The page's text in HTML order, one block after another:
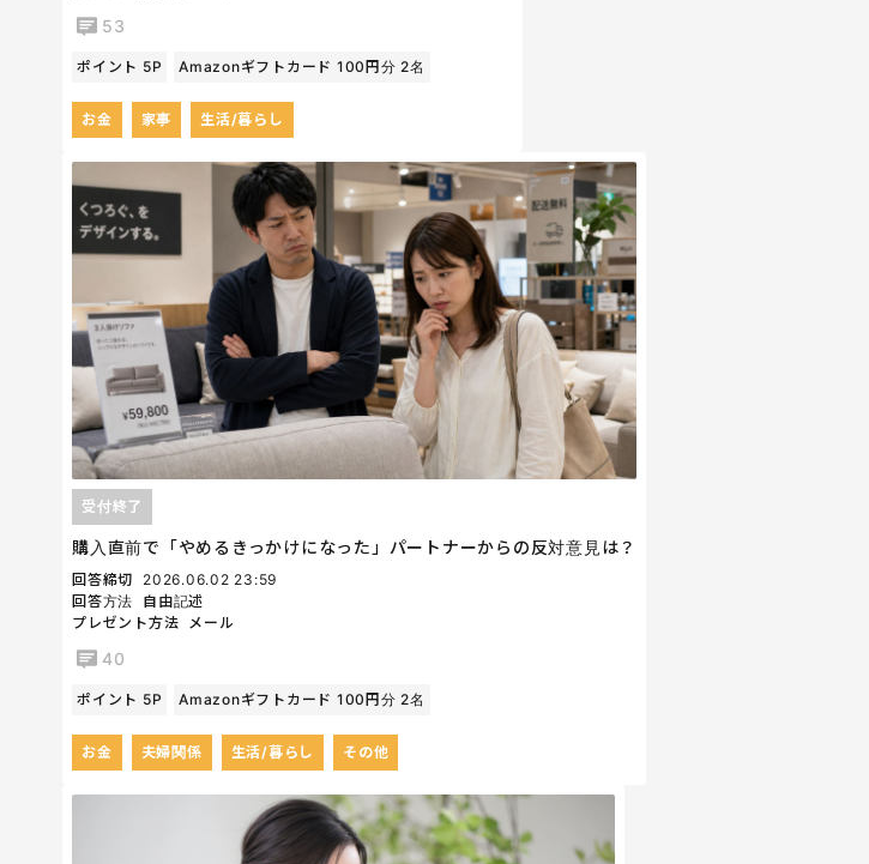
53
ポイント 5P Amazonギフトカード 100円分 2名
お金 家事 生活/暮らし
購入直前で「やめるきっかけになった」パートナーからの反対意見は？
受付終了
回答締切
2026.06.02 23:59
回答方法
自由記述
プレゼント方法
メール
40
ポイント 5P Amazonギフトカード 100円分 2名
お金 夫婦関係 生活/暮らし その他